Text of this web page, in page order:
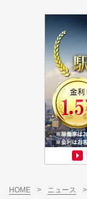
HOME > ニュース >